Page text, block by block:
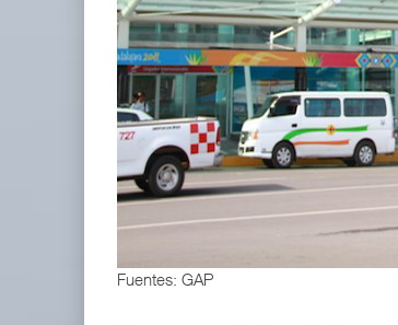
Fuentes: GAP
APM Terminals incrementa
05 AGO 2026
EE.UU. plantea nuevas restricciones
05 AGO 2026